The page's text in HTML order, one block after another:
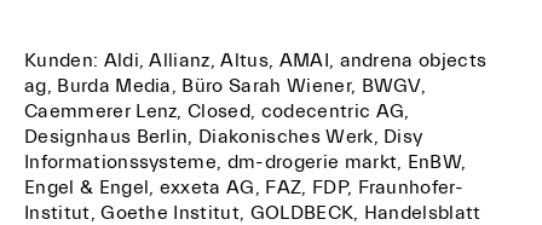
Arbeiten
Kunden: Aldi, Allianz, Altus, AMAI, andrena objects
ag, Burda Media, Büro Sarah Wiener, BWGV,
Caemmerer Lenz, Closed, codecentric AG,
Designhaus Berlin, Diakonisches Werk, Disy
Informationssysteme, dm-drogerie markt, EnBW,
Engel & Engel, exxeta AG, FAZ, FDP, Fraunhofer-
Institut, Goethe Institut, GOLDBECK, Handelsblatt